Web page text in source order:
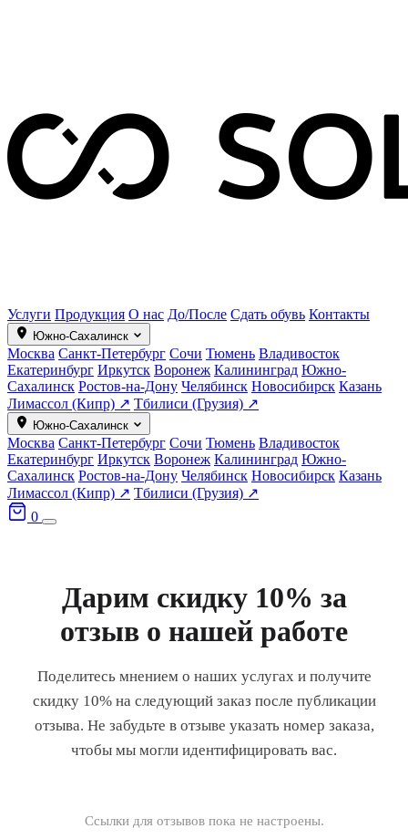
Услуги Продукция О нас До/После Сдать обувь Контакты
Южно-Сахалинск
Москва Санкт-Петербург Сочи Тюмень Владивосток
Екатеринбург Иркутск Воронеж Калининград Южно-
Сахалинск Ростов-на-Дону Челябинск Новосибирск Казань
Лимассол (Кипр) ↗ Тбилиси (Грузия) ↗
Южно-Сахалинск
Москва Санкт-Петербург Сочи Тюмень Владивосток
Екатеринбург Иркутск Воронеж Калининград Южно-
Сахалинск Ростов-на-Дону Челябинск Новосибирск Казань
Лимассол (Кипр) ↗ Тбилиси (Грузия) ↗
0
Дарим скидку 10% за
отзыв о нашей работе
Поделитесь мнением о наших услугах и получите
скидку 10% на следующий заказ после публикации
отзыва. Не забудьте в отзыве указать номер заказа,
чтобы мы могли идентифицировать вас.
Ссылки для отзывов пока не настроены.